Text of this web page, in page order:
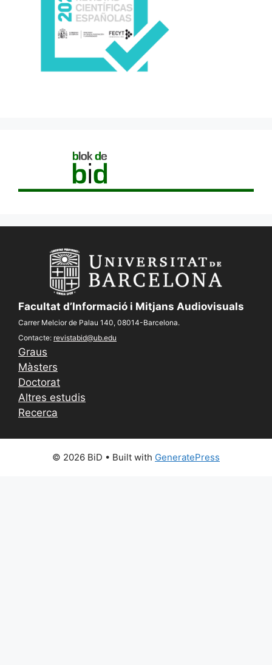
Facultat d’Informació i Mitjans Audiovisuals
Carrer Melcior de Palau 140, 08014-Barcelona.
Contacte: revistabid@ub.edu
Graus
Màsters
Doctorat
Altres estudis
Recerca
© 2026 BiD • Built with GeneratePress